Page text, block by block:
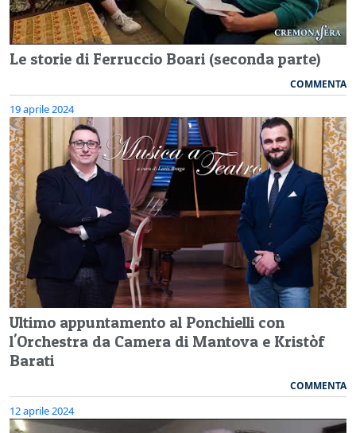
Le storie di Ferruccio Boari (seconda parte)
COMMENTA
19 aprile 2024
Ultimo appuntamento al Ponchielli con
l'Orchestra da Camera di Mantova e Kristòf
Barati
COMMENTA
12 aprile 2024